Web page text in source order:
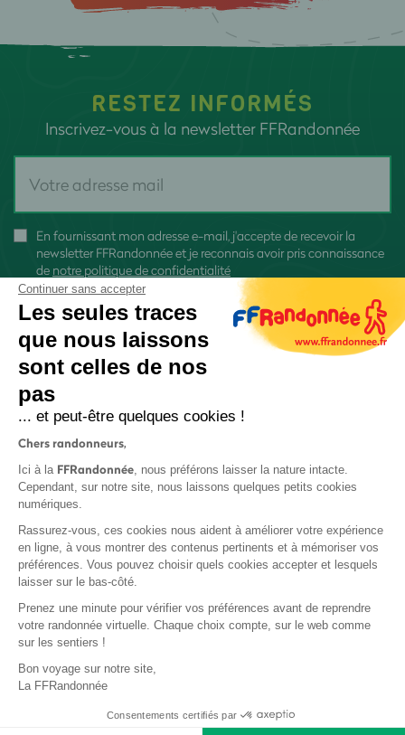
RESTEZ INFORMÉS
Inscrivez-vous à la newsletter FFRandonnée
En fournissant mon adresse e-mail, j'accepte de recevoir la
newsletter FFRandonnée et je reconnais avoir pris connaissance
de notre politique de confidentialité
Protection des données
Politique de confidentialité
Base documentaire
Continuer sans accepter
Les seules traces
que nous laissons
sont celles de nos
pas
... et peut-être quelques cookies !
Chers randonneurs,
Ici à la FFRandonnée, nous préférons laisser la nature intacte.
Cependant, sur notre site, nous laissons quelques petits cookies
numériques.
Rassurez-vous, ces cookies nous aident à améliorer votre expérience
en ligne, à vous montrer des contenus pertinents et à mémoriser vos
préférences. Vous pouvez choisir quels cookies accepter et lesquels
laisser sur le bas-côté.
Prenez une minute pour vérifier vos préférences avant de reprendre
votre randonnée virtuelle. Chaque choix compte, sur le web comme
sur les sentiers !
Bon voyage sur notre site,
La FFRandonnée
Consentements certifiés par